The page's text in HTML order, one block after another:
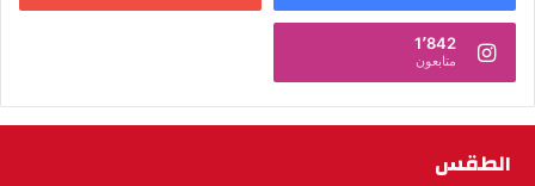
1٬842
متابعون
الطقس